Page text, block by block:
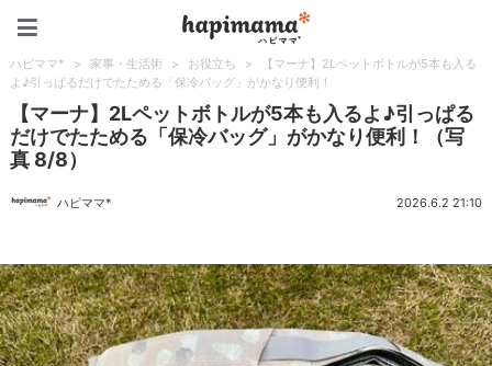
ハピママ* > 家事・生活術 > お役立ち >
【マーナ】2Lペットボトルが5本も入る
よ♪引っぱるだけでたためる「保冷バッグ」がかなり便利！
【マーナ】2Lペットボトルが5本も入るよ♪引っぱる
だけでたためる「保冷バッグ」がかなり便利！（写
真 8/8）
ハピママ* 2026.6.2 21:10